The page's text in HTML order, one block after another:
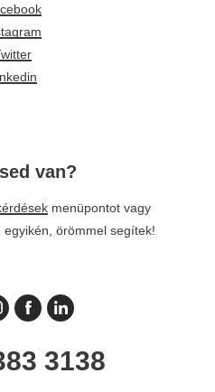
van?
menüpontot vagy
örömmel segítek!
3138